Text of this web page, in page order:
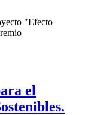
"Efecto
el